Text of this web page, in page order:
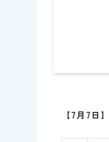
【7月7日